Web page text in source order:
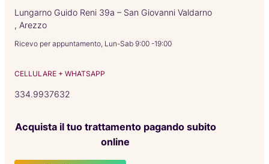
Lungarno Guido Reni 39a – San Giovanni Valdarno
, Arezzo
Ricevo per appuntamento, Lun-Sab 9:00 -19:00
CELLULARE + WHATSAPP
334.9937632
Acquista il tuo trattamento pagando subito
online